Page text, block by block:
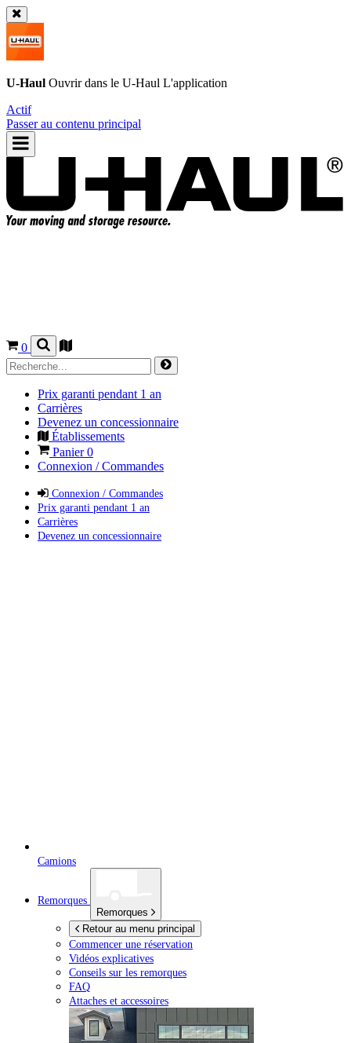
U-Haul Ouvrir dans le U-Haul L'application
Actif
Passer au contenu principal
0
Prix garanti pendant 1 an
Carrières
Devenez un concessionnaire
Établissements
Panier0
Connexion / Commandes
Connexion / Commandes
Prix garanti pendant 1 an
Carrières
Devenez un concessionnaire
Camions
Remorques
Remorques
Retour au menu principal
Commencer une réservation
Vidéos explicatives
Conseils sur les remorques
FAQ
Attaches et accessoires